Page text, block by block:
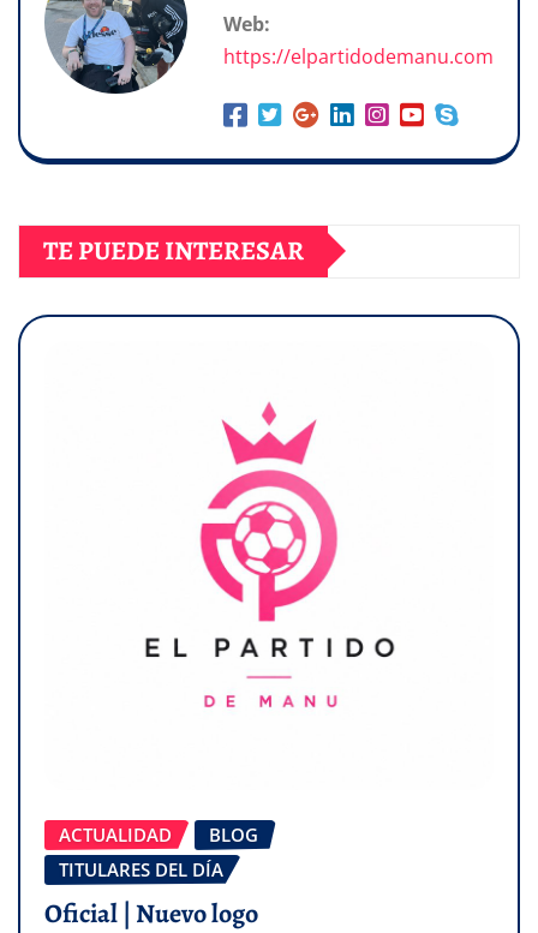
Web:
https://elpartidodemanu.com
TE PUEDE INTERESAR
ACTUALIDAD
BLOG
TITULARES DEL DÍA
Oficial | Nuevo logo